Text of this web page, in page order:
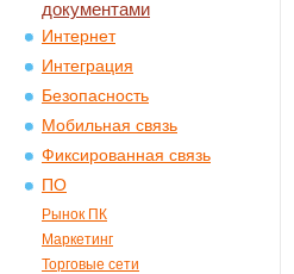
документами
Интернет
Интеграция
Безопасность
Мобильная связь
Фиксированная связь
ПО
Рынок ПК
Маркетинг
Торговые сети